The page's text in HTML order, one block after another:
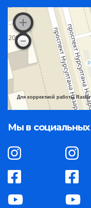
Для корректной работы
Мы в социальных